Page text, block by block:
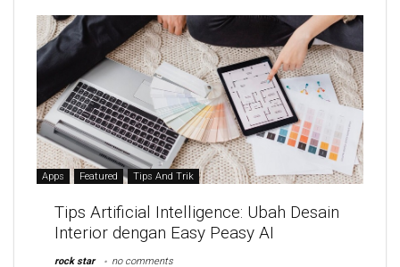
Apps Featured Tips And Trik
Tips Artificial Intelligence: Ubah Desain
Interior dengan Easy Peasy AI
rock star no comments